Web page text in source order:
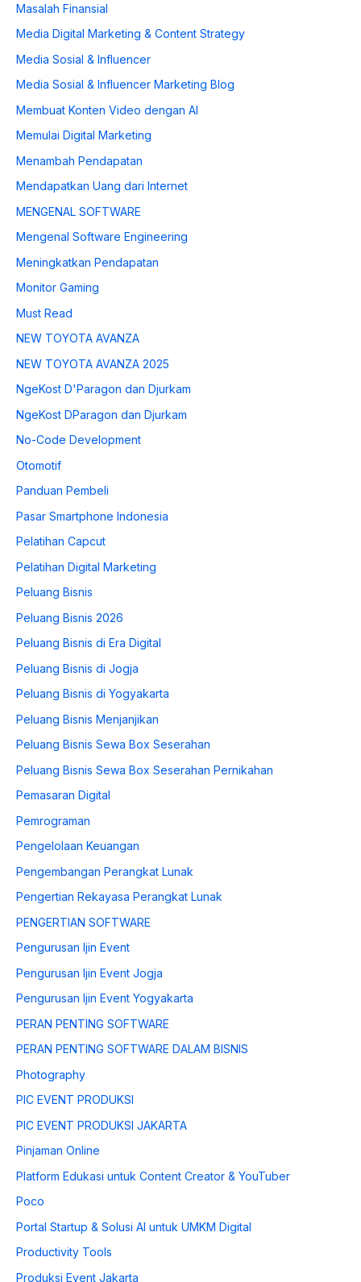
Masalah Finansial
Media Digital Marketing & Content Strategy
Media Sosial & Influencer
Media Sosial & Influencer Marketing Blog
Membuat Konten Video dengan AI
Memulai Digital Marketing
Menambah Pendapatan
Mendapatkan Uang dari Internet
MENGENAL SOFTWARE
Mengenal Software Engineering
Meningkatkan Pendapatan
Monitor Gaming
Must Read
NEW TOYOTA AVANZA
NEW TOYOTA AVANZA 2025
NgeKost D'Paragon dan Djurkam
NgeKost DParagon dan Djurkam
No-Code Development
Otomotif
Panduan Pembeli
Pasar Smartphone Indonesia
Pelatihan Capcut
Pelatihan Digital Marketing
Peluang Bisnis
Peluang Bisnis 2026
Peluang Bisnis di Era Digital
Peluang Bisnis di Jogja
Peluang Bisnis di Yogyakarta
Peluang Bisnis Menjanjikan
Peluang Bisnis Sewa Box Seserahan
Peluang Bisnis Sewa Box Seserahan Pernikahan
Pemasaran Digital
Pemrograman
Pengelolaan Keuangan
Pengembangan Perangkat Lunak
Pengertian Rekayasa Perangkat Lunak
PENGERTIAN SOFTWARE
Pengurusan Ijin Event
Pengurusan Ijin Event Jogja
Pengurusan Ijin Event Yogyakarta
PERAN PENTING SOFTWARE
PERAN PENTING SOFTWARE DALAM BISNIS
Photography
PIC EVENT PRODUKSI
PIC EVENT PRODUKSI JAKARTA
Pinjaman Online
Platform Edukasi untuk Content Creator & YouTuber
Poco
Portal Startup & Solusi AI untuk UMKM Digital
Productivity Tools
Produksi Event Jakarta